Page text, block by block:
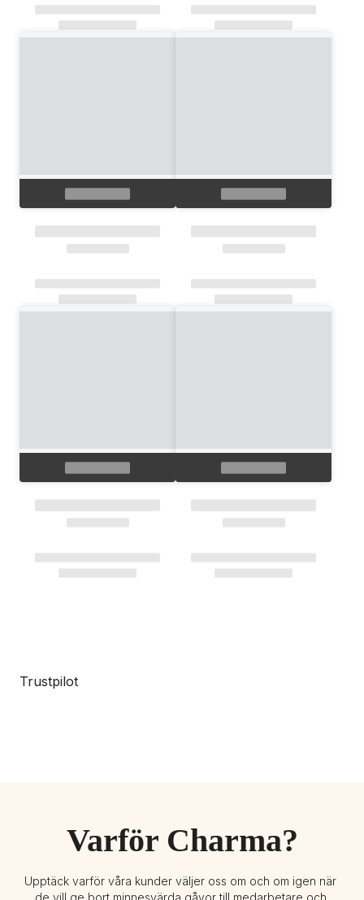
Trustpilot
Varför Charma?
Upptäck varför våra kunder väljer oss om och om igen när